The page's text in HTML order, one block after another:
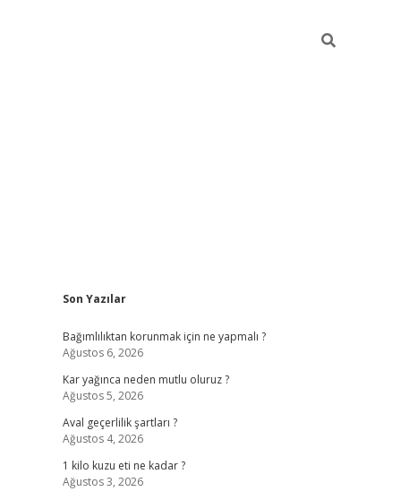
Sidebar
Son Yazılar
Bağımlılıktan korunmak için ne yapmalı ?
Ağustos 6, 2026
Kar yağınca neden mutlu oluruz ?
Ağustos 5, 2026
Aval geçerlilik şartları ?
Ağustos 4, 2026
1 kilo kuzu eti ne kadar ?
Ağustos 3, 2026